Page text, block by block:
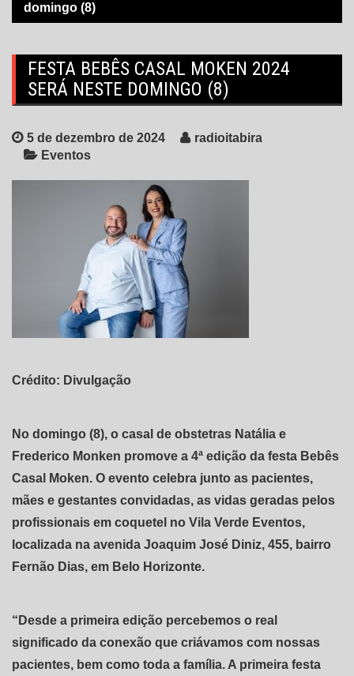
domingo (8)
FESTA BEBÊS CASAL MOKEN 2024
SERÁ NESTE DOMINGO (8)
5 de dezembro de 2024
radioitabira
Eventos
Crédito: Divulgação
No domingo (8), o casal de obstetras Natália e
Frederico Monken promove a 4ª edição da festa Bebês
Casal Moken. O evento celebra junto as pacientes,
mães e gestantes convidadas, as vidas geradas pelos
profissionais em coquetel no Vila Verde Eventos,
localizada na avenida Joaquim José Diniz, 455, bairro
Fernão Dias, em Belo Horizonte.
“Desde a primeira edição percebemos o real
significado da conexão que criávamos com nossas
pacientes, bem como toda a família. A primeira festa